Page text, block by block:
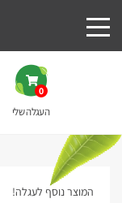
0
העגלה שלי
המוצר נוסף לעגלה!